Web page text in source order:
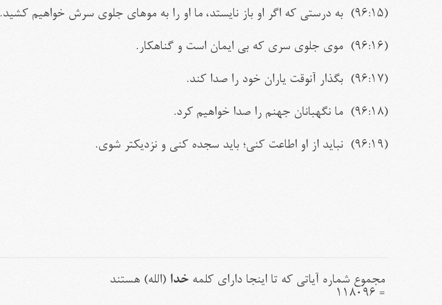
(۹۶:۱۵) به درستی که اگر او باز نایستد، ما او را به موهای جلوی سرش خواهیم کشید.
(۹۶:۱۶) موی جلوی سری که بی‏ ایمان است و گناهکار.
(۹۶:۱۷) بگذار آنوقت یاران خود را صدا کند.
(۹۶:۱۸) ما نگهبانان جهنم را صدا خواهیم کرد.
(۹۶:۱۹) نباید از او اطاعت کنی؛ باید سجده کنی و نزدیک‏تر شوی.
مجموع شماره آياتی که تا اینجا دارای کلمه خدا (الله) هستند
= ۱۱۸۰۹۶